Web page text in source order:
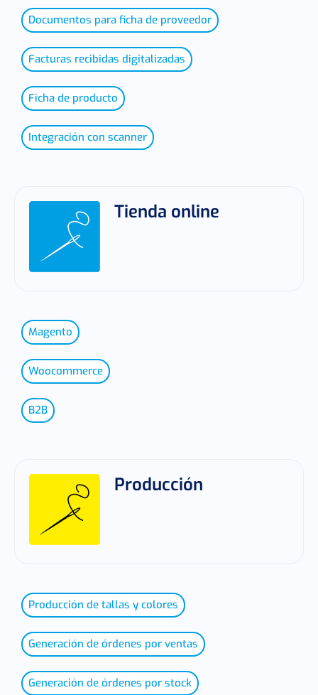
Documentos para ficha de proveedor
Facturas recibidas digitalizadas
Ficha de producto
Integración con scanner
Tienda online
Magento
Woocommerce
B2B
Producción
Producción de tallas y colores
Generación de órdenes por ventas
Generación de órdenes por stock